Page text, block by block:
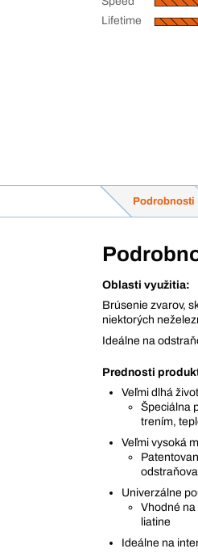
Lifetime
Podrobnosti
Oblasti využitia:
Brúsenie zvarov,
niektorých
Ideálne na
Prednosti
Veľmi dlhá
Špeciálna
trením,
Veľmi vysoká
Univerzálne
Vhodné na
liatine
Ideálne na